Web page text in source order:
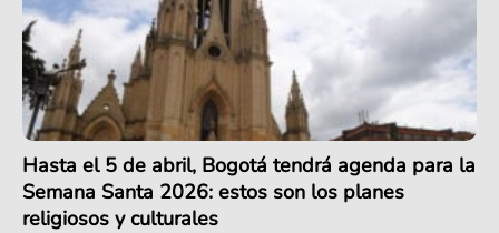
Hasta el 5 de abril, Bogotá tendrá agenda para la
Semana Santa 2026: estos son los planes
religiosos y culturales